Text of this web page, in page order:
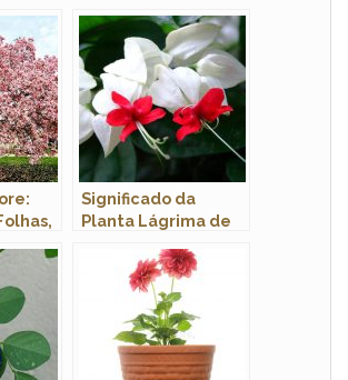
Significado da
Planta Lágrima de